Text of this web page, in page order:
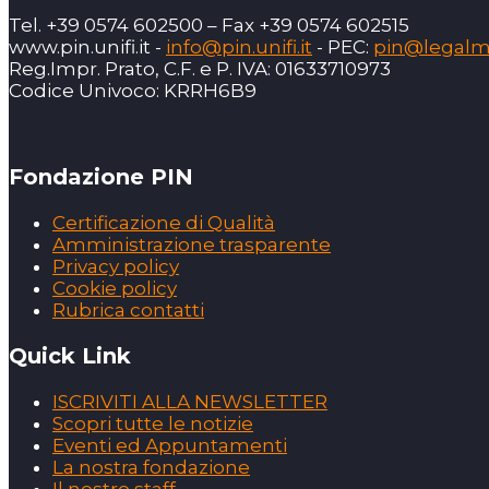
Tel. +39 0574 602500 – Fax +39 0574 602515
www.pin.unifi.it - info@pin.unifi.it - PEC:
Reg.Impr. Prato, C.F. e P. IVA: 01633710973
Codice Univoco: KRRH6B9
Fondazione PIN
Certificazione di Qualità
Amministrazione trasparente
Privacy policy
Cookie policy
Rubrica contatti
Quick Link
ISCRIVITI ALLA NEWSLETTER
Scopri tutte le notizie
Eventi ed Appuntamenti
La nostra fondazione